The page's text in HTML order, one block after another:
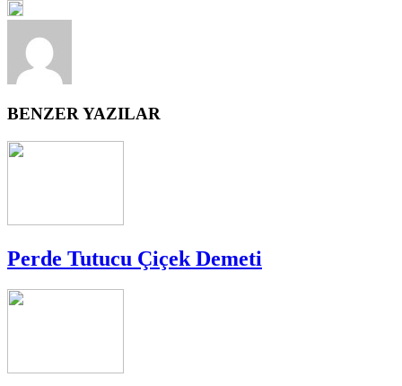
BENZER YAZILAR
Perde Tutucu Çiçek Demeti